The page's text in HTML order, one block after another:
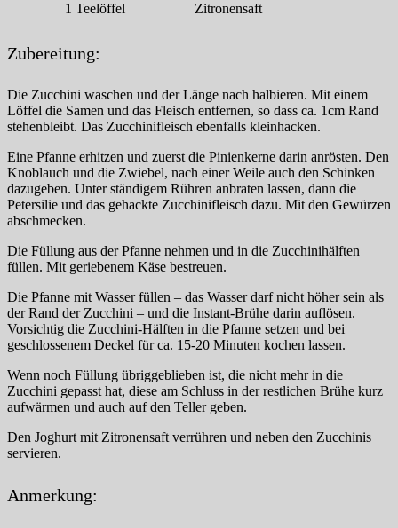
1 Teelöffel Zitronensaft
Zubereitung:
Die Zucchini waschen und der Länge nach halbieren. Mit einem
Löffel die Samen und das Fleisch entfernen, so dass ca. 1cm Rand
stehenbleibt. Das Zucchinifleisch ebenfalls kleinhacken.
Eine Pfanne erhitzen und zuerst die Pinienkerne darin anrösten. Den
Knoblauch und die Zwiebel, nach einer Weile auch den Schinken
dazugeben. Unter ständigem Rühren anbraten lassen, dann die
Petersilie und das gehackte Zucchinifleisch dazu. Mit den Gewürzen
abschmecken.
Die Füllung aus der Pfanne nehmen und in die Zucchinihälften
füllen. Mit geriebenem Käse bestreuen.
Die Pfanne mit Wasser füllen – das Wasser darf nicht höher sein als
der Rand der Zucchini – und die Instant-Brühe darin auflösen.
Vorsichtig die Zucchini-Hälften in die Pfanne setzen und bei
geschlossenem Deckel für ca. 15-20 Minuten kochen lassen.
Wenn noch Füllung übriggeblieben ist, die nicht mehr in die
Zucchini gepasst hat, diese am Schluss in der restlichen Brühe kurz
aufwärmen und auch auf den Teller geben.
Den Joghurt mit Zitronensaft verrühren und neben den Zucchinis
servieren.
Anmerkung: